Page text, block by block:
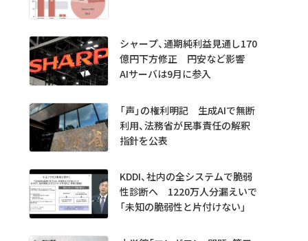
シャープ、通期純利益見通し170
億円下方修正 円安など影響
AIサーバは9月に参入
「声」の権利明記 生成AIで無断
利用、法務省が民事責任の解釈
指針を公表
KDDI、社内の全システムで脆弱
性診断へ 1220万人分漏えいで
「未知の脆弱性と片付けない」